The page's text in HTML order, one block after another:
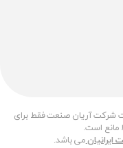
شرکت آریان صنعت فقط برای
مانع است.
می باشد.